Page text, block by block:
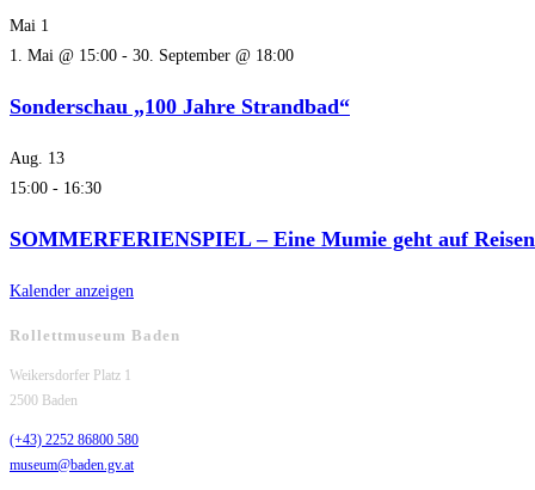
Mai 1
1. Mai @ 15:00 - 30. September @ 18:00
Sonderschau „100 Jahre Strandbad“
Aug. 13
15:00 - 16:30
SOMMERFERIENSPIEL – Eine Mumie geht auf
Kalender anzeigen
Rollettmuseum Baden
Weikersdorfer Platz 1
2500 Baden
(+43) 2252 86800 580
museum@baden.gv.at